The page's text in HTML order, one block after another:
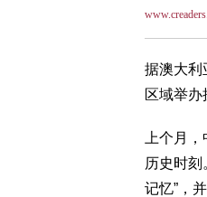
据澳大利
区域举办
上个月
历史时刻
记忆”，